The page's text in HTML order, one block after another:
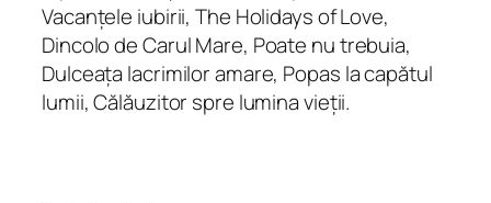
Vacanțele iubirii, The Holidays of Love,
Dincolo de Carul Mare, Poate nu trebuia,
Dulceața lacrimilor amare, Popas la capătul
lumii, Călăuzitor spre lumina vieții.